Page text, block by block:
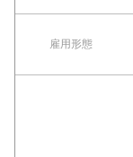
雇用形態